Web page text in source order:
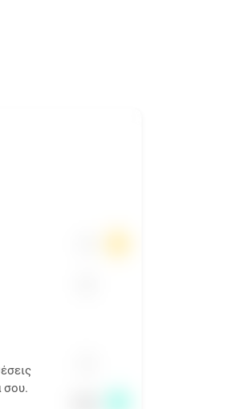
σου.